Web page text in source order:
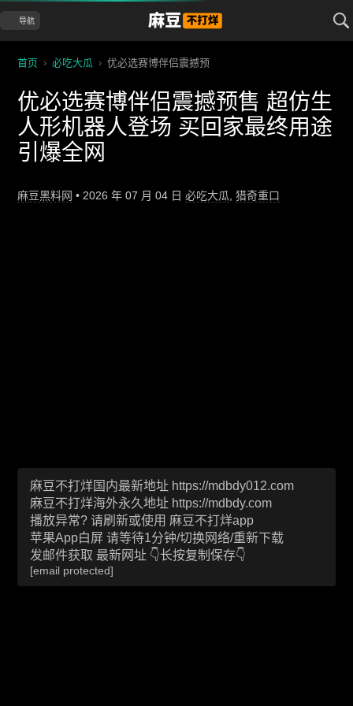
导航
首页 › 必吃大瓜 › 优必选赛博伴侣震撼预
优必选赛博伴侣震撼预售 超仿生
人形机器人登场 买回家最终用途
引爆全网
麻豆黑料网 • 2026 年 07 月 04 日 必吃大瓜, 猎奇重口
麻豆不打烊国内最新地址 https://mdbdy012.com
麻豆不打烊海外永久地址 https://mdbdy.com
播放异常? 请刷新或使用 麻豆不打烊app
苹果App白屏 请等待1分钟/切换网络/重新下载
发邮件获取 最新网址 👇长按复制保存👇
[email protected]